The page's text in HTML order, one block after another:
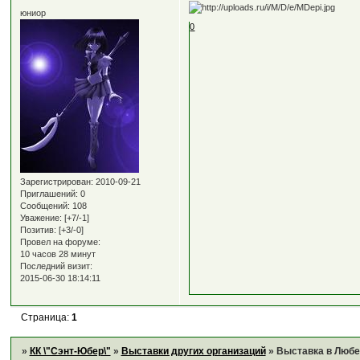
юниор
Зарегистрирован: 2010-09-21
Приглашений: 0
Сообщений: 108
Уважение: [+7/-1]
Позитив: [+3/-0]
Провел на форуме:
10 часов 28 минут
Последний визит:
2015-06-30 18:14:11
0
Страница: 1
» КК \"Сэнт-Юбер\" » Выставки других организаций » Выставка в